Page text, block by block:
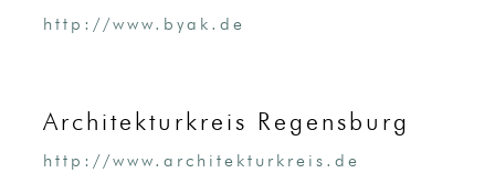
http://www.byak.de
Architekturkreis Regensburg
http://www.architekturkreis.de